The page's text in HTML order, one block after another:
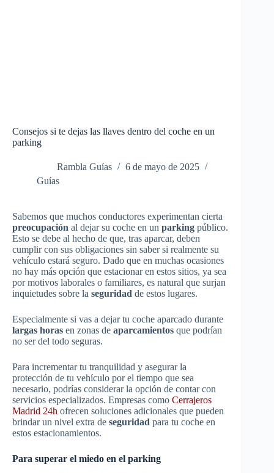
Consejos si te dejas las llaves dentro del coche en un
parking
Rambla Guías
6 de mayo de 2025
Guías
Sabemos que muchos conductores experimentan cierta
preocupación al dejar su coche en un parking público.
Esto se debe al hecho de que, tras aparcar, deben
cumplir con sus obligaciones sin saber si realmente su
vehículo estará seguro. Dado que en muchas ocasiones
no hay más opción que estacionar en estos sitios, ya sea
por motivos laborales o familiares, es natural que surjan
inquietudes sobre la seguridad de estos lugares.
Especialmente si vas a dejar tu coche aparcado durante
largas horas en zonas de aparcamientos que podrían
no ser del todo seguras.
Para incrementar tu tranquilidad y asegurar la
protección de tu vehículo por el tiempo que sea
necesario, podrías considerar la opción de contar con
servicios especializados. Empresas como Cerrajeros
Madrid 24h ofrecen soluciones adicionales que pueden
brindar un nivel extra de seguridad para tu coche en
estos estacionamientos.
Para superar el miedo en el parking